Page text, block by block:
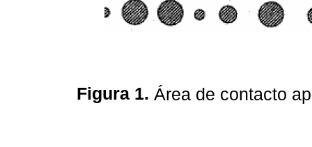
Figura 1. Área de contacto